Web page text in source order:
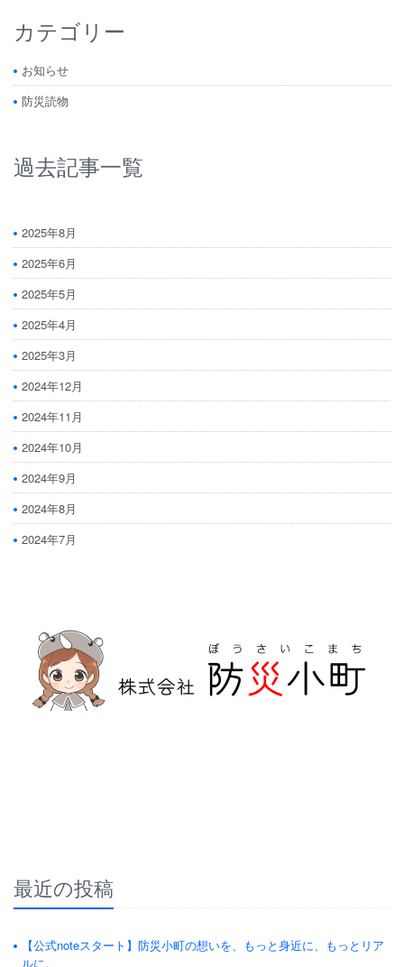
カテゴリー
お知らせ
防災読物
過去記事一覧
2025年8月
2025年6月
2025年5月
2025年4月
2025年3月
2024年12月
2024年11月
2024年10月
2024年9月
2024年8月
2024年7月
最近の投稿
【公式noteスタート】防災小町の想いを、もっと身近に、もっとリア
ルに。